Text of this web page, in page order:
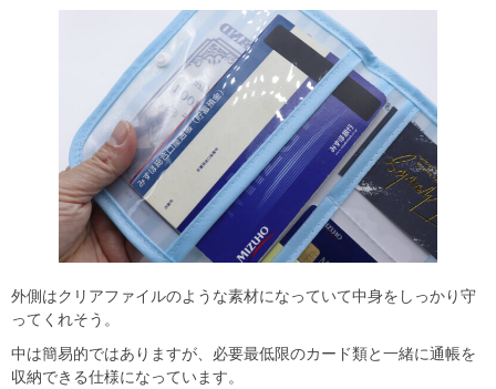
外側はクリアファイルのような素材になっていて中身をしっかり守
ってくれそう。
中は簡易的ではありますが、必要最低限のカード類と一緒に通帳を
収納できる仕様になっています。